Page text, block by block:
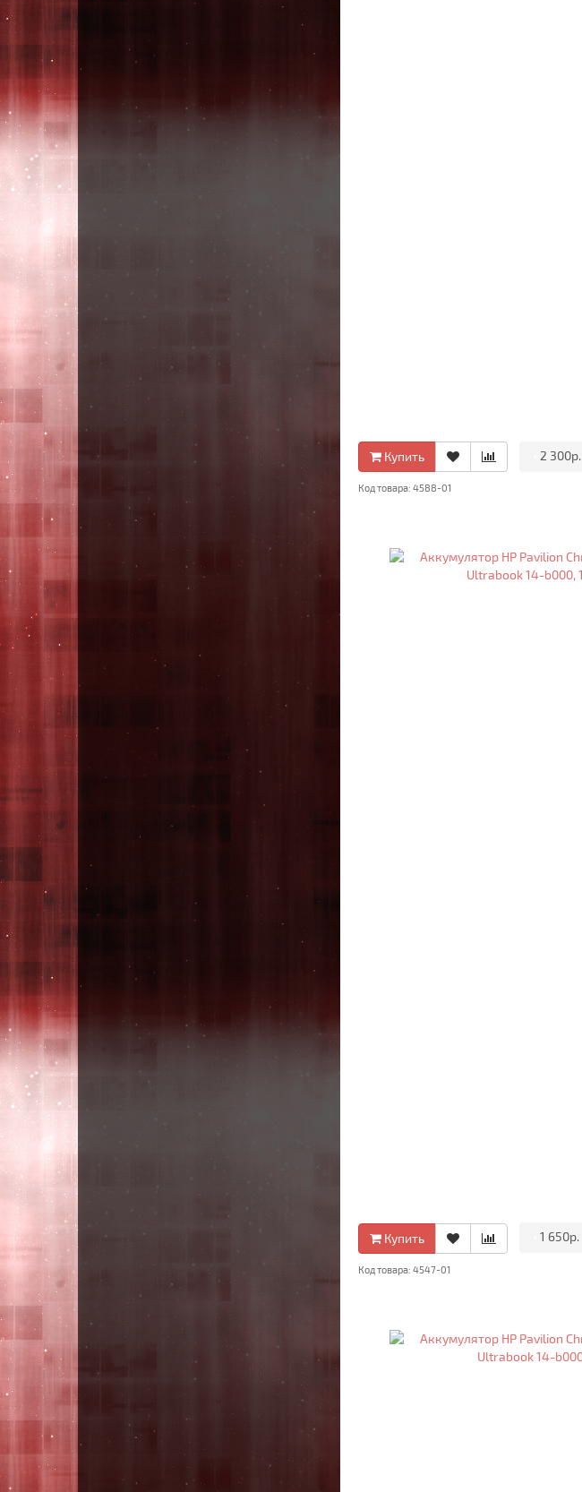
Купить 2 300р.
Код товара: 4588-01
Купить 1 650р.
Код товара: 4547-01